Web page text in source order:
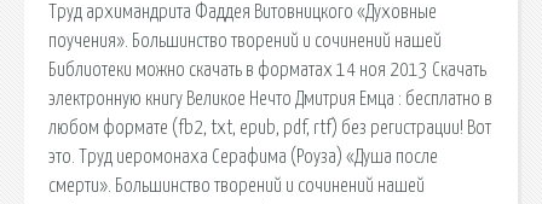
Труд архимандрита Фаддея Витовницкого «Духовные
поучения». Большинство творений и сочинений нашей
Библиотеки можно скачать в форматах 14 ноя 2013 Скачать
электронную книгу Великое Нечто Дмитрия Емца : бесплатно в
любом формате (fb2, txt, epub, pdf, rtf) без регистрации! Вот
это. Труд иеромонаха Серафима (Роуза) «Душа после
смерти». Большинство творений и сочинений нашей